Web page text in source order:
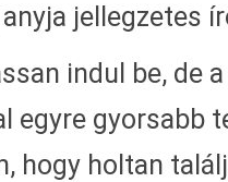
jellegzetes
indul be, de
egyre gyorsabb
hogy holtan